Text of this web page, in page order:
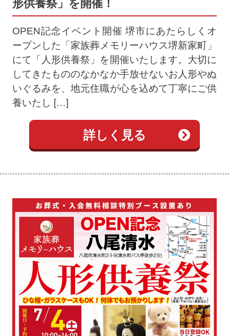
形供養祭」を開催！
OPEN記念イベント開催 堺市にあたらしくオ
ープンした「家族葬メモリーハウス堺新家町」
にて「人形供養祭」を開催いたします。大切に
してきたもののなかなか手放せないお人形やぬ
いぐるみを、地元住職が心を込めて丁寧にご供
養いたし […]
詳しく見る